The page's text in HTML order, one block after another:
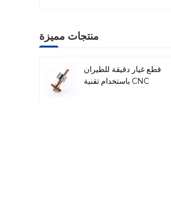
منتجات مميزة
قطع غيار دقيقة للطيران
باستخدام تقنية CNC